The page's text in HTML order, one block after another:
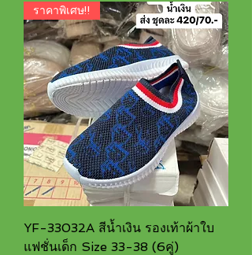
ราคาพิเศษ!!
YF-33032A สีน้ำเงิน รองเท้าผ้าใบ
แฟชั่นเด็ก Size 33-38 (6คู่)